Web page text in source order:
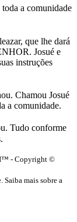
a comunidade
que lhe dará
Josué e
instruções
Chamou Josué
a comunidade.
Tudo conforme
- Copyright ©
mais sobre a